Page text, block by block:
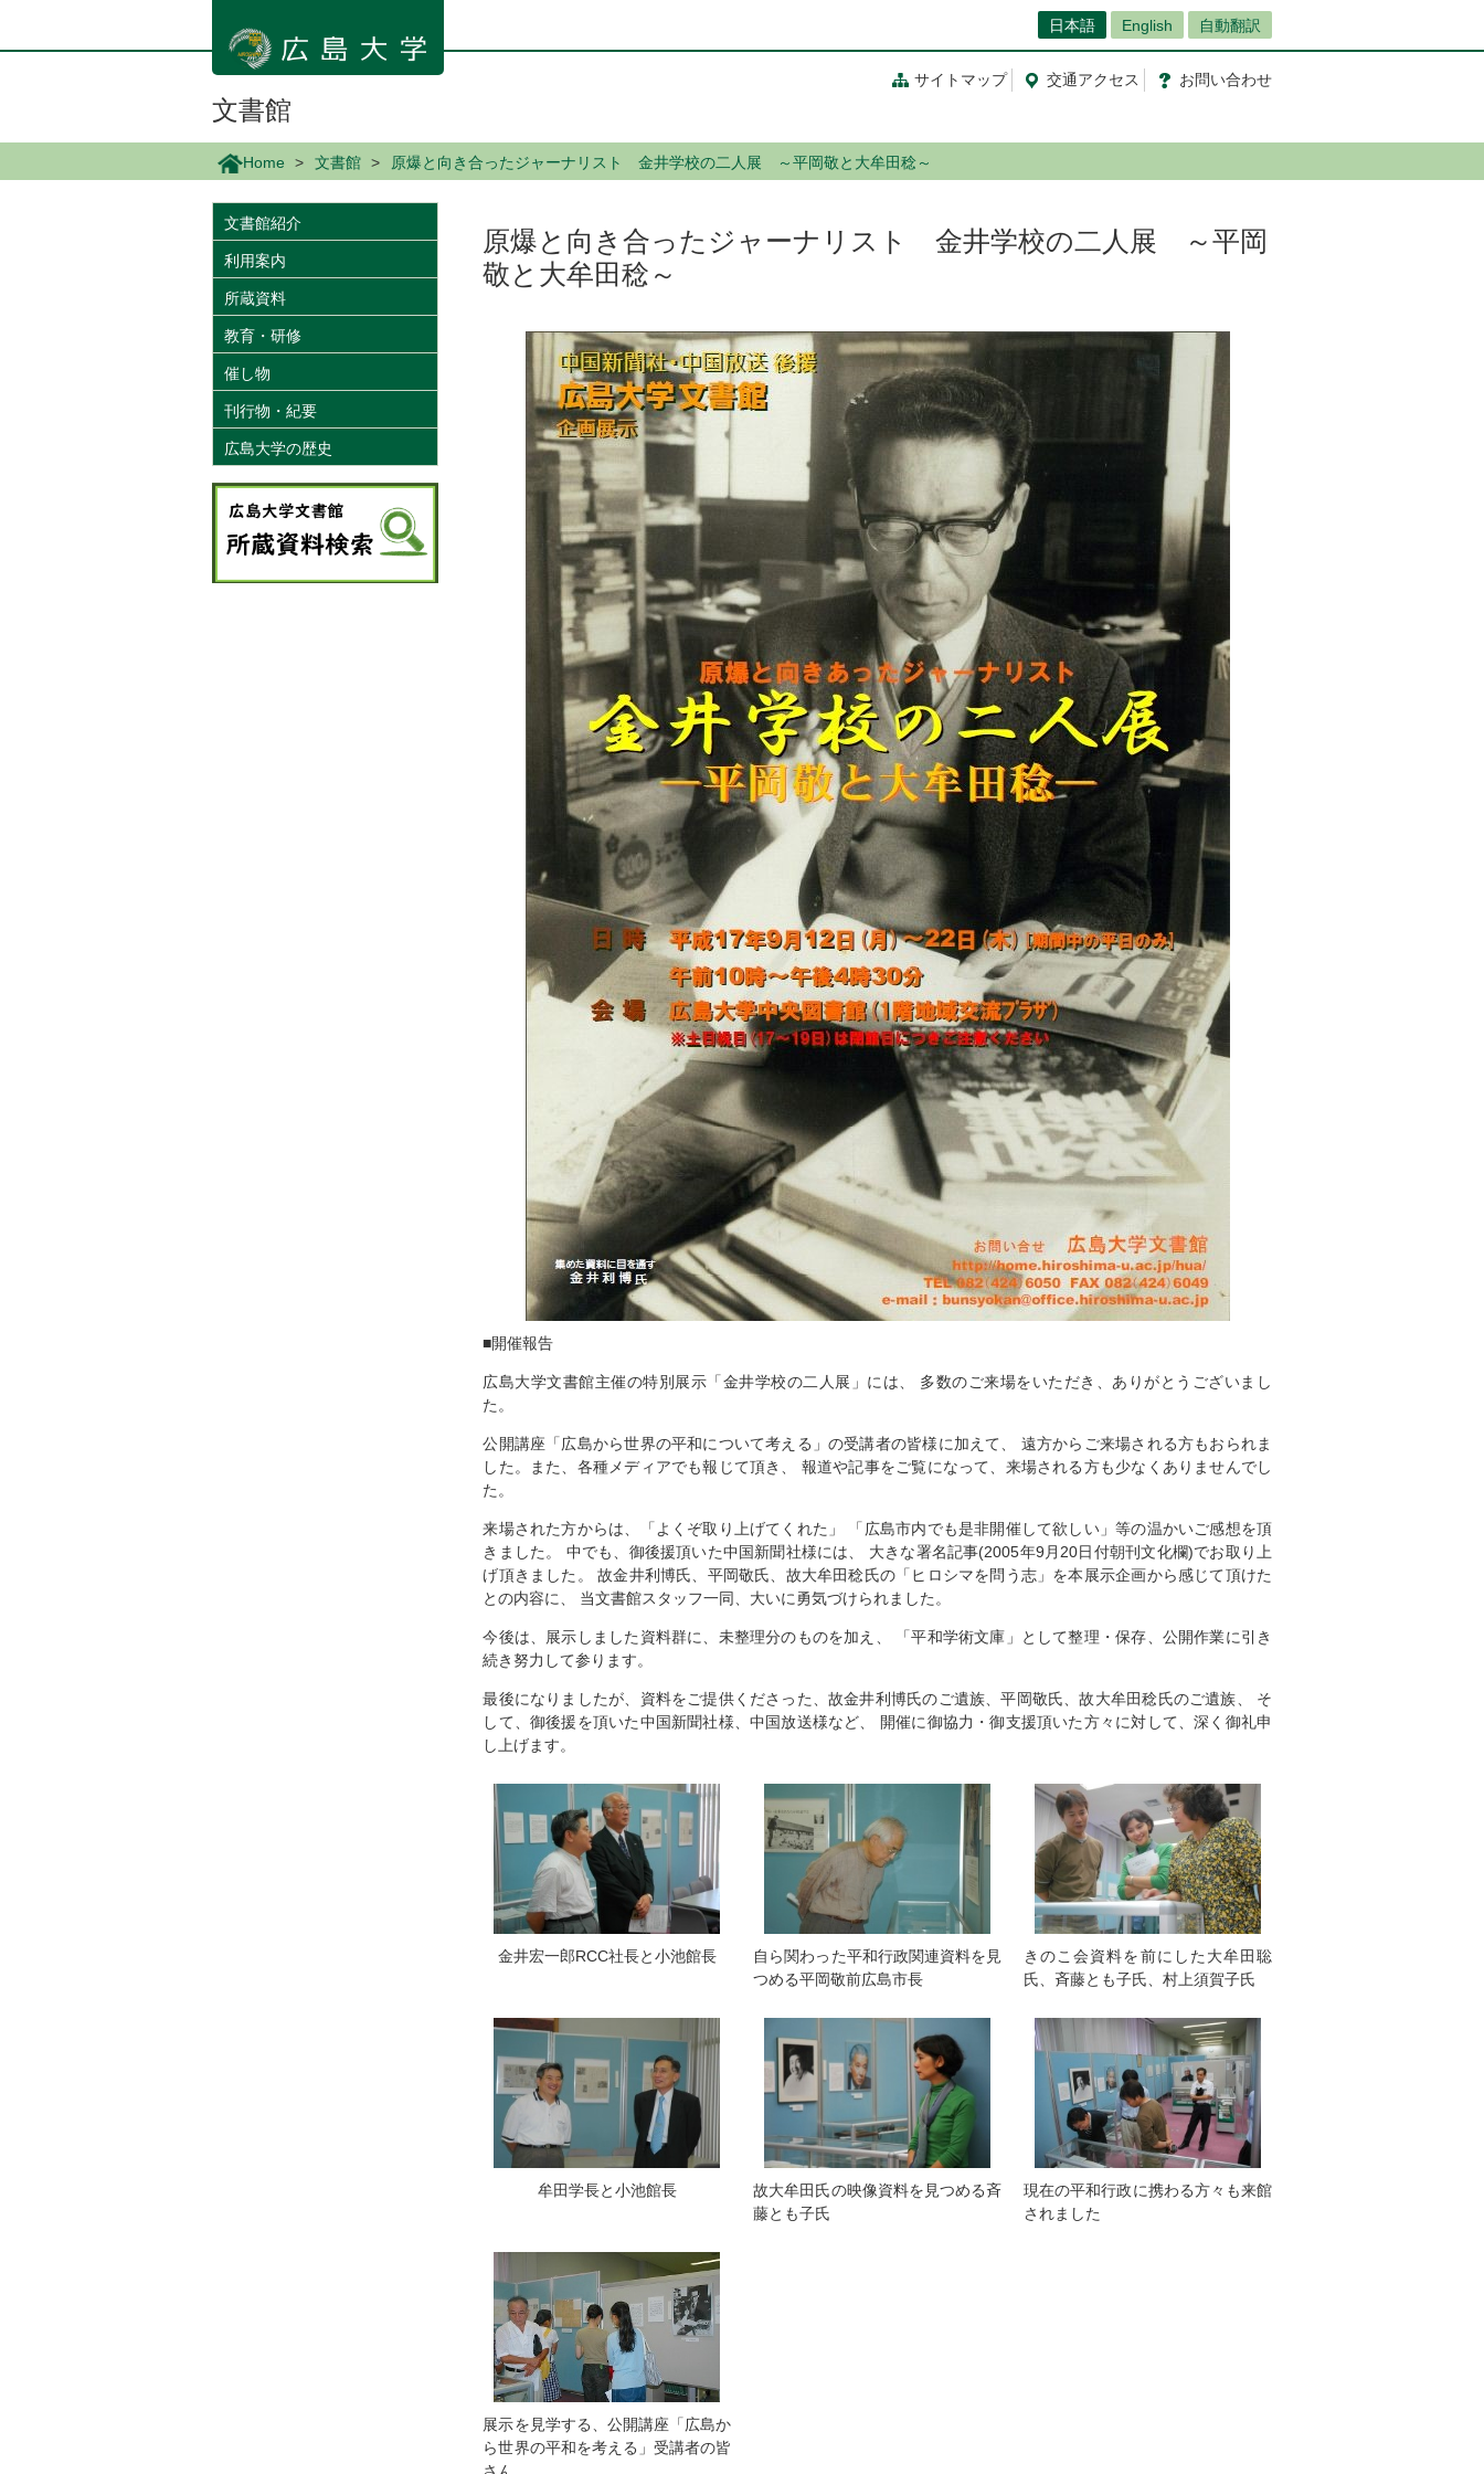
ン
日本語 English 自動翻訳
サイトマップ 交通アクセス お問い合わせ
文書館
Home 文書館 原爆と向き合ったジャーナリスト 金井学校の二人展 ～平岡敬と大牟田稔～
原爆と向き合ったジャーナリスト 金井学校の二人展 ～平岡
敬と大牟田稔～
■開催報告
広島大学文書館主催の特別展示「金井学校の二人展」には、 多数のご来場をいただき、ありがとうございまし
た。
公開講座「広島から世界の平和について考える」の受講者の皆様に加えて、 遠方からご来場される方もおられま
した。また、各種メディアでも報じて頂き、 報道や記事をご覧になって、来場される方も少なくありませんでし
た。
来場された方からは、「よくぞ取り上げてくれた」 「広島市内でも是非開催して欲しい」等の温かいご感想を頂
きました。 中でも、御後援頂いた中国新聞社様には、 大きな署名記事(2005年9月20日付朝刊文化欄)でお取り上
げ頂きました。 故金井利博氏、平岡敬氏、故大牟田稔氏の「ヒロシマを問う志」を本展示企画から感じて頂けた
との内容に、 当文書館スタッフ一同、大いに勇気づけられました。
今後は、展示しました資料群に、未整理分のものを加え、 「平和学術文庫」として整理・保存、公開作業に引き
続き努力して参ります。
最後になりましたが、資料をご提供くださった、故金井利博氏のご遺族、平岡敬氏、故大牟田稔氏のご遺族、 そ
して、御後援を頂いた中国新聞社様、中国放送様など、 開催に御協力・御支援頂いた方々に対して、深く御礼申
し上げます。
金井宏一郎RCC社長と小池館長
自ら関わった平和行政関連資料を見
つめる平岡敬前広島市長
きのこ会資料を前にした大牟田聡
氏、斉藤とも子氏、村上須賀子氏
牟田学長と小池館長
故大牟田氏の映像資料を見つめる斉
藤とも子氏
現在の平和行政に携わる方々も来館
されました
展示を見学する、公開講座「広島か
ら世界の平和を考える」受講者の皆
文書館紹介
利用案内
所蔵資料
教育・研修
催し物
刊行物・紀要
広島大学の歴史